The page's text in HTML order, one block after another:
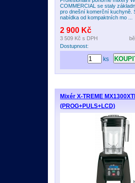
COMMERCIAL se staly
pro dnešní komerční kuchyně.
nabídka od kompaktních mo ...
2 900 Kč
3 509 Kč s DPH
Dostupnost:
ks
Mixér X-TREME
(PROG+PULS+LCD)